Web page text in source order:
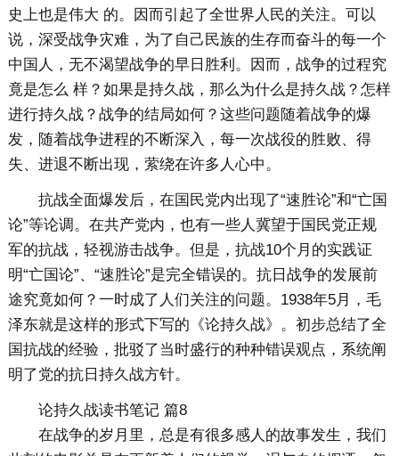
史上也是伟大 的。因而引起了全世界人民的关注。可以
说，深受战争灾难，为了自己民族的生存而奋斗的每一个
中国人，无不渴望战争的早日胜利。因而，战争的过程究
竟是怎么 样？如果是持久战，那么为什么是持久战？怎样
进行持久战？战争的结局如何？这些问题随着战争的爆
发，随着战争进程的不断深入，每一次战役的胜败、得
失、进退不断出现，萦绕在许多人心中。
抗战全面爆发后，在国民党内出现了“速胜论”和“亡国
论”等论调。在共产党内，也有一些人冀望于国民党正规
军的抗战，轻视游击战争。但是，抗战10个月的实践证
明“亡国论”、“速胜论”是完全错误的。抗日战争的发展前
途究竟如何？一时成了人们关注的问题。1938年5月，毛
泽东就是这样的形式下写的《论持久战》。初步总结了全
国抗战的经验，批驳了当时盛行的种种错误观点，系统阐
明了党的抗日持久战方针。
论持久战读书笔记 篇8
在战争的岁月里，总是有很多感人的故事发生，我们